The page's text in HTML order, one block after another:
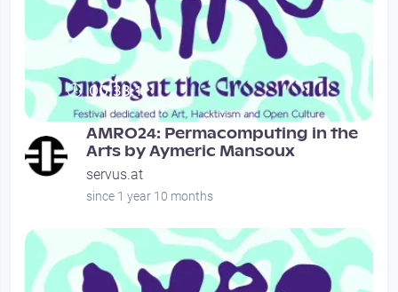
00:33:11
AMRO24: Permacomputing in the
Arts by Aymeric Mansoux
servus.at
since 1 year 10 months